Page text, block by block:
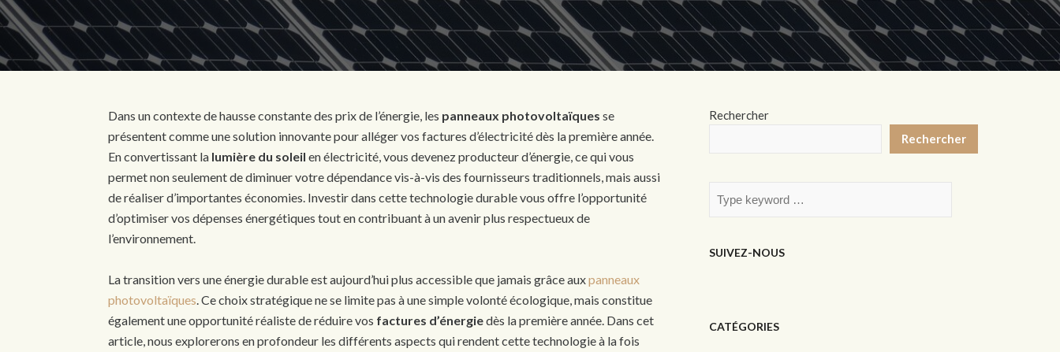
Dans un contexte de hausse constante des prix de l’énergie, les panneaux photovoltaïques se
présentent comme une solution innovante pour alléger vos factures d’électricité dès la première année.
En convertissant la lumière du soleil en électricité, vous devenez producteur d’énergie, ce qui vous
permet non seulement de diminuer votre dépendance vis-à-vis des fournisseurs traditionnels, mais aussi
de réaliser d’importantes économies. Investir dans cette technologie durable vous offre l’opportunité
d’optimiser vos dépenses énergétiques tout en contribuant à un avenir plus respectueux de
l’environnement.
La transition vers une énergie durable est aujourd’hui plus accessible que jamais grâce auxpanneaux
photovoltaïques. Ce choix stratégique ne se limite pas à une simple volonté écologique, mais constitue
également une opportunité réaliste de réduire vos factures d’énergiedès la première année. Dans cet
article, nous explorerons en profondeur les différents aspects qui rendent cette technologie à la fois
Rechercher
Rechercher
SUIVEZ-NOUS
CATÉGORIES